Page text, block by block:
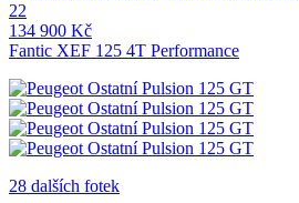
22
134 900 Kč
Fantic XEF 125 4T Performance
28 dalších fotek